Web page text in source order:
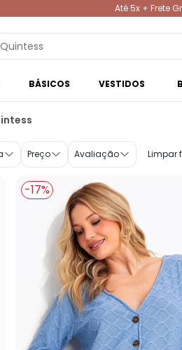
Até 5x + Frete
BÁSICOS VESTIDOS
Preço Avaliação Limpar
-17%